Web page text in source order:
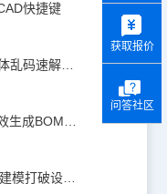
快捷键
CAD字体乱码怎么解决？CAD字体乱码速解指南
浩辰青翼二三维设计平台：用3D建模打破设计边界
获取报价
问答社区